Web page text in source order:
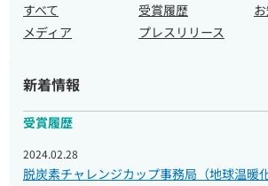
取材のご依頼
すべて 受賞履歴
メディア
プレスリリース
新着情報
受賞履歴
2024.02.28
脱炭素チャレンジカップ事務局（地球温暖